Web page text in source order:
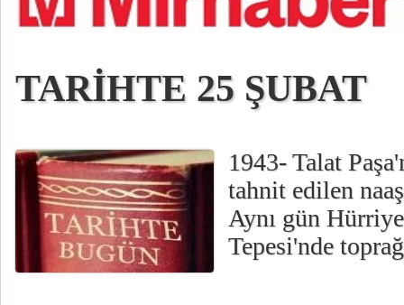
TARİHTE 25 ŞUBAT
1943- Talat
tahnit edilen
Aynı gün
Tepesi'nde